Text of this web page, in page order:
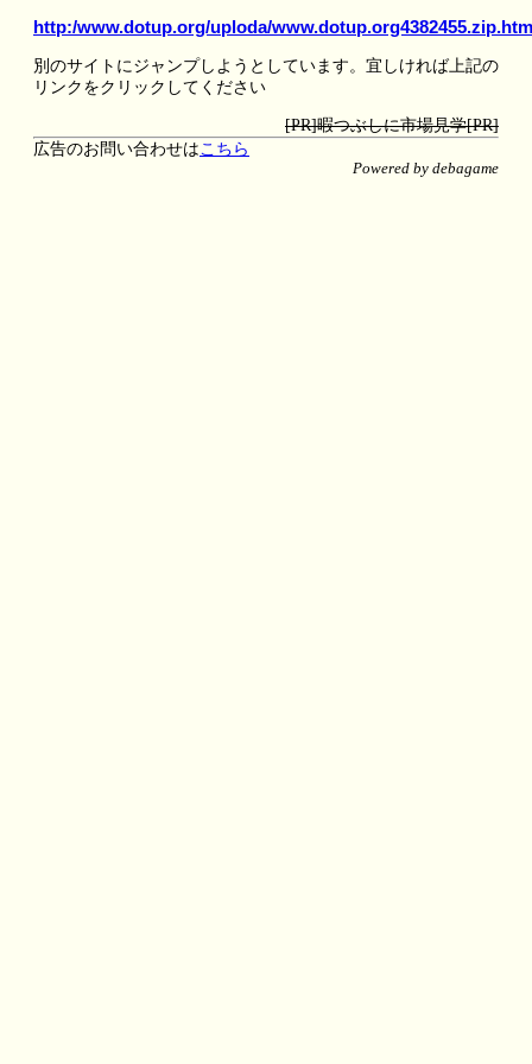
http:/www.dotup.org/uploda/
別のサイトにジャンプしようとしています。宜しければ上記の
リンクをクリックしてください
[PR]暇つぶしに市場見学[PR]
広告のお問い合わせはこちら
Powered by debagame